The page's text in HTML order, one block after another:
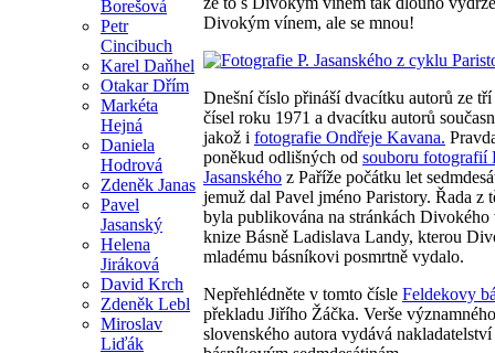
Borešová
Petr
Cincibuch
Karel Daňhel
Otakar Dřím
Markéta
Hejná
Daniela
Hodrová
Zdeněk Janas
Pavel
Jasanský
Helena
Jiráková
David Krch
Zdeněk Lebl
Miroslav
Liďák
Divokým vínem, ale se mnou!
Dnešní číslo přináší dvacítku autorů ze
čísel roku 1971 a dvacítku autorů
jakož i fotografie Ondřeje Kavana.
poněkud odlišných od souboru fotografií
Jasanského z Paříže počátku let
jemuž dal Pavel jméno Paristory. Řada z
byla publikována na stránkách Divokého
knize Básně Ladislava Landy, kterou
mladému básníkovi posmrtně vydalo.
Nepřehlédněte v tomto čísle Feldekovy
překladu Jiřího Žáčka. Verše významného
slovenského autora vydává